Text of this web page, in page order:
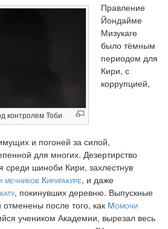
контролем Тоби
Правление
Йондайме
Мизукаге
было тёмным
периодом для
Кири, с
коррупцией,
и погоней за силой,
для многих. Дезертирство
среди шиноби Кири, захлестнув
Киригакуре, и даже
, покинувших деревню. Выпускные
после того, как Момочи
учеником Академии, вырезал весь